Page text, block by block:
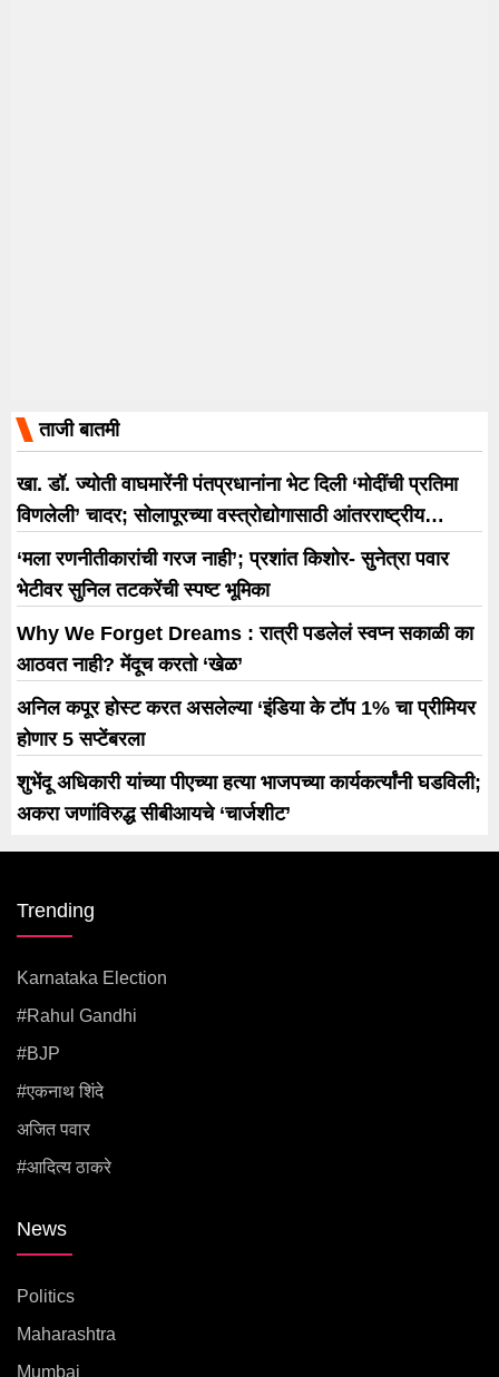
ताजी बातमी
खा. डॉ. ज्योती वाघमारेंनी पंतप्रधानांना भेट दिली ‘मोदींची प्रतिमा
विणलेली’ चादर; सोलापूरच्या वस्त्रोद्योगासाठी आंतरराष्ट्रीय
धोरणाची मागणी
‘मला रणनीतीकारांची गरज नाही’; प्रशांत किशोर- सुनेत्रा पवार
भेटीवर सुनिल तटकरेंची स्पष्ट भूमिका
Why We Forget Dreams : रात्री पडलेलं स्वप्न सकाळी का
आठवत नाही? मेंदूच करतो ‘खेळ’
अनिल कपूर होस्ट करत असलेल्या ‘इंडिया के टॉप 1% चा प्रीमियर
होणार 5 सप्टेंबरला
शुभेंदू अधिकारी यांच्या पीएच्या हत्या भाजपच्या कार्यकर्त्यांनी घडविली;
अकरा जणांविरुद्ध सीबीआयचे ‘चार्जशीट’
Trending
Karnataka Election
#rahul Gandhi
#BJP
#एकनाथ शिंदे
अजित पवार
#आदित्य ठाकरे
News
Politics
Maharashtra
Mumbai